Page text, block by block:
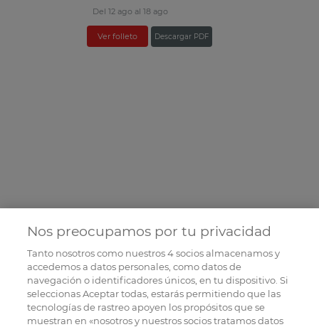
Del 12 ago al 18 ago
Ver folleto Descargar PDF
Nos preocupamos por tu privacidad
Tanto nosotros como nuestros4socios almacenamos y
accedemos a datos personales, como datos de
navegación o identificadores únicos, en tu dispositivo. Si
seleccionas Aceptar todas, estarás permitiendo que las
tecnologías de rastreo apoyen los propósitos que se
muestran en «nosotros y nuestros socios tratamos datos